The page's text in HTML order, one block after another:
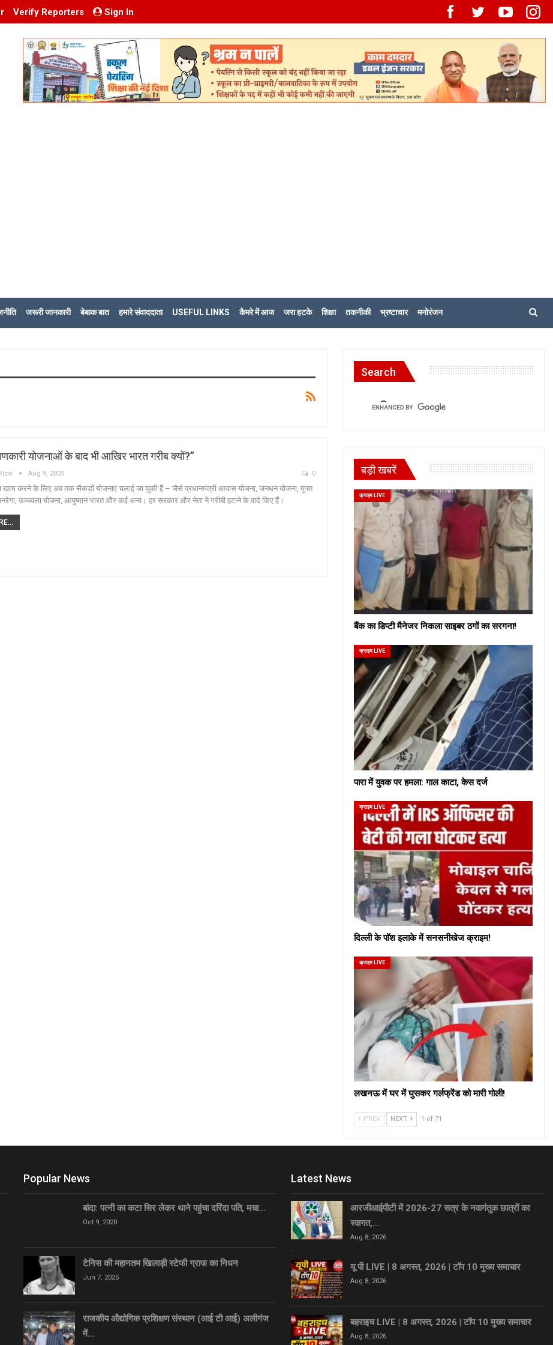
Verify Reporters Sign In
जरूरी जानकारी बेबाक बात हमारे संवाददाता USEFUL LINKS कैमरे में आज जरा हटके शिक्षा तकनीकी भ्रष्टाचार मनोरंजन
योजनाओं के बाद भी आखिर भारत गरीब क्यों?”
Aug 9, 2025 0
खत्म करने के लिए अब तक सैकड़ों योजनाएं चलाई जा चुकी हैं – जैसे प्रधानमंत्री आवास योजना, जनधन योजना, मुफ्त
उज्ज्वला योजना, आयुष्मान भारत और कई अन्य। हर सरकार और नेता ने गरीबी हटाने के वादे किए हैं।
Search
बड़ी खबरें
क्राइम LIVE
बैंक का डिप्टी मैनेजर निकला साइबर ठगों का सरगना!
क्राइम LIVE
पारा में युवक पर हमला: गाल काटा, केस दर्ज
क्राइम LIVE
दिल्ली के पॉश इलाके में सनसनीखेज क्राइम!
क्राइम LIVE
लखनऊ में घर में घुसकर गर्लफ्रेंड को मारी गोली!
PREV NEXT 1 of 71
Popular News
बांदा: पत्नी का कटा सिर लेकर थाने पहुंचा दरिंदा पति, मचा…
Oct 9, 2020
टेनिस की महानतम खिलाड़ी स्टेफी ग्राफ का निधन
Jun 7, 2025
राजकीय औद्योगिक प्रशिक्षण संस्थान (आई टी आई) अलीगंज
में…
Latest News
आरजीआईपीटी में 2026-27 सत्र के नवागंतुक छात्रों का
स्वागत,…
Aug 8, 2026
यू पी LIVE | 8 अगस्त, 2026 | टॉप 10 मुख्य समाचार
Aug 8, 2026
बहराइच LIVE | 8 अगस्त, 2026 | टॉप 10 मुख्य समाचार
Aug 8, 2026